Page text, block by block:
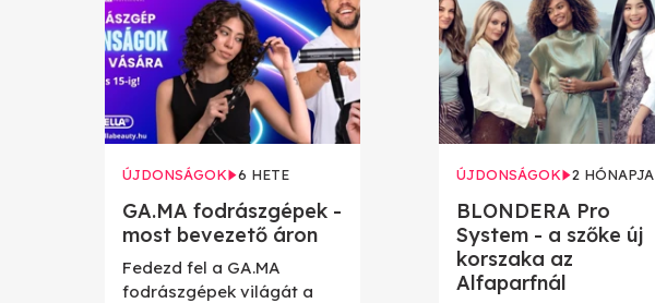
ÚJDONSÁGOK 6 HETE
GA.MA fodrászgépek -
most bevezető áron
Fedezd fel a GA.MA
fodrászgépek világát a
ÚJDONSÁGOK 2 HÓNAPJA
BLONDERA Pro
System - a szőke új
korszaka az
Alfaparfnál